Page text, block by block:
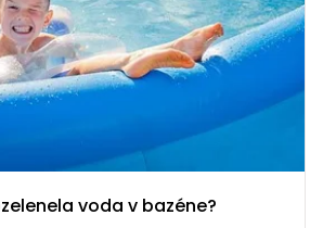
voda v bazéne?